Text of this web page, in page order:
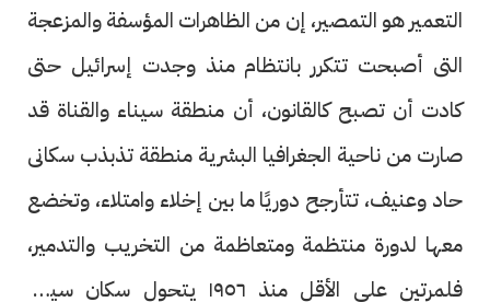
التعمير هو التمصير، إن من الظاهرات المؤسفة والمزعجة
التى أصبحت تتكرر بانتظام منذ وجدت إسرائيل حتى
كادت أن تصبح كالقانون، أن منطقة سيناء والقناة قد
صارت من ناحية الجغرافيا البشرية منطقة تذبذب سكانى
حاد وعنيف، تتأرجح دوريًا ما بين إخلاء وامتلاء، وتخضع
معها لدورة منتظمة ومتعاظمة من التخريب والتدمير،
فلمرتين على الأقل منذ ١٩٥٦ يتحول سكان سيناء